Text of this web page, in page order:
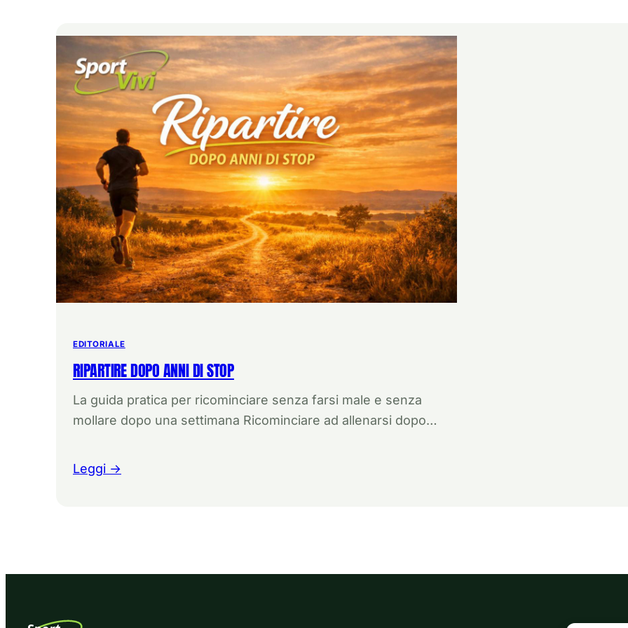
EDITORIALE
RIPARTIRE DOPO ANNI DI STOP
La guida pratica per ricominciare senza farsi male e senza
mollare dopo una settimana Ricominciare ad allenarsi dopo…
Leggi →